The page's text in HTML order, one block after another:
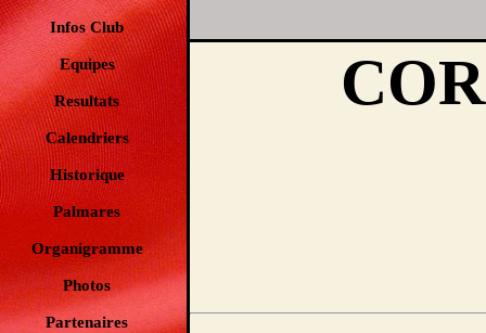
Infos Club
Equipes
Resultats
Calendriers
Historique
Palmares
Organigramme
Photos
Partenaires